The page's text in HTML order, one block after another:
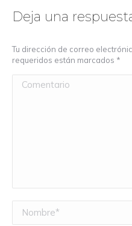
Deja una
Tu dirección de correo
requeridos están marcados *
Comentario
Nombre *